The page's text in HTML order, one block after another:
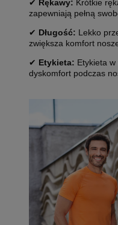
✔ Rękawy: Krótkie
zapewniają pełną
✔ Długość: Lekko
zwiększa komfort
✔ Etykieta: Etykieta
dyskomfort podczas